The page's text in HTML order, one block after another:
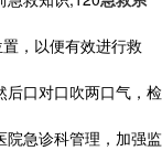
，以便有效进行救
口对口吹两口气，检
急诊科管理，加强监